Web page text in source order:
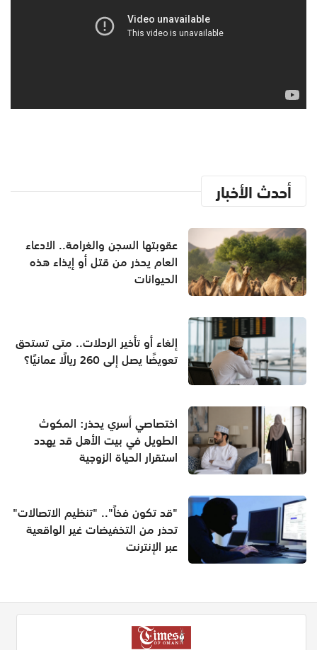
أحدث الأخبار
عقوبتها السجن والغرامة.. الادعاء
العام يحذر من قتل أو إيذاء هذه
الحيوانات
إلغاء أو تأخير الرحلات.. متى تستحق
تعويضًا يصل إلى 260 ريالًا عمانيًا؟
اختصاصي أسري يحذر: المكوث
الطويل في بيت الأهل قد يهدد
استقرار الحياة الزوجية
"قد تكون فخاً".. "تنظيم الاتصالات"
تحذر من التخفيضات غير الواقعية
عبر الإنترنت